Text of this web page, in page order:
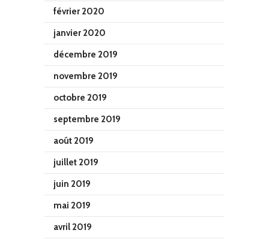
février 2020
janvier 2020
décembre 2019
novembre 2019
octobre 2019
septembre 2019
août 2019
juillet 2019
juin 2019
mai 2019
avril 2019